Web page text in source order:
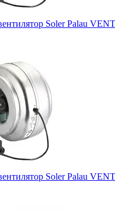
Soler Palau
Soler Palau